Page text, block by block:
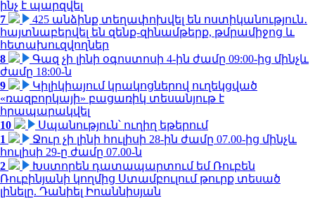
ինչ է պարզվել
7
425 անձինք տեղափոխվել են ոստիկանություն․
հայտնաբերվել են զենք-զինամթերք, թմրամիջոց և
հետախուզվողներ
8
Գազ չի լինի օգոստոսի 4-ին ժամը 09:00-ից մինչև
ժամը 18:00-ն
9
Կիլիկիայում կրակոցներով ուղեկցված
«ռազբորկայի» բացառիկ տեսանյութ է
հրապարակվել
10
Սպանություն՝ ուղիղ եթերում
1
Ջուր չի լինի հուլիսի 28-ին ժամը 07.00-ից մինչև
հուլիսի 29-ը ժամը 07.00-ն
2
Խստորեն դատապարտում եմ Ռուբեն
Ռուբինյանի կողմից Ստամբուլում թուրք տեսած
լինելը. Դանիել Իոաննիսյան